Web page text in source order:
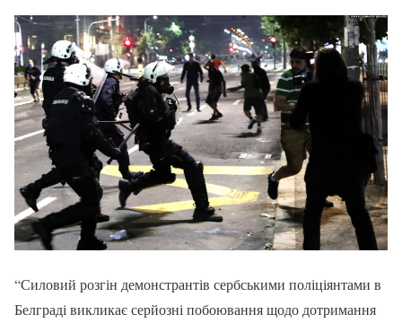
“Силовий розгін демонстрантів сербськими поліціянтами в
Белграді викликає серйозні побоювання щодо дотримання